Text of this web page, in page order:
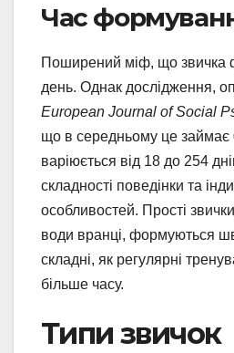
Час
Поширений міф, що звичка
день. Однак дослідження,
European Journal of Social
що в середньому це займає
варіюється від 18 до 254
складності поведінки та
особливостей. Прості
води вранці, формуються
складні, як регулярні
більше часу.
Типи звичок